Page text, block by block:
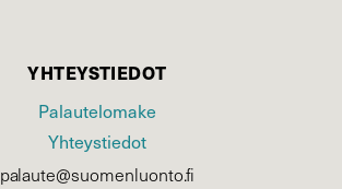
YHTEYSTIEDOT
Palautelomake
Yhteystiedot
palaute@suomenluonto.fi